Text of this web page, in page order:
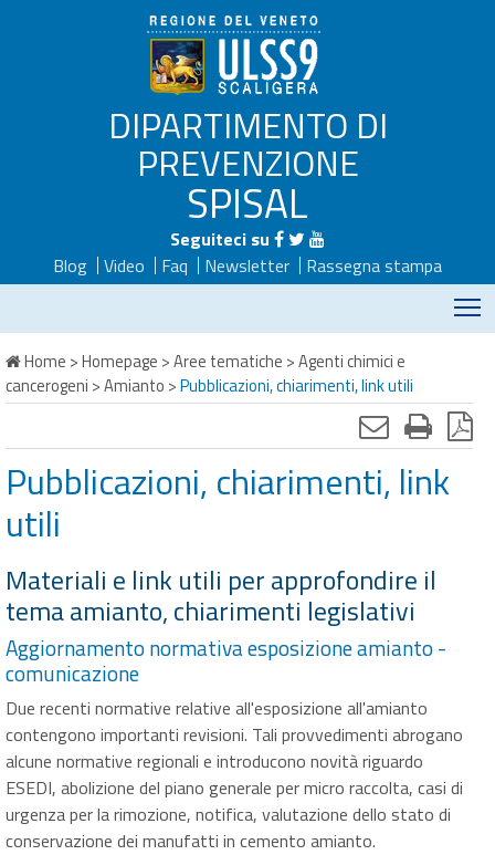
DIPARTIMENTO DI
PREVENZIONE
SPISAL
Seguiteci su
Blog
Video Faq Newsletter
Rassegna stampa
Home >Homepage >Aree tematiche >Agenti chimici e
cancerogeni >Amianto >Pubblicazioni, chiarimenti, link utili
Pubblicazioni, chiarimenti, link
utili
Materiali e link utili per approfondire il
tema amianto, chiarimenti legislativi
Aggiornamento normativa esposizione amianto -
comunicazione
Due recenti normative relative all'esposizione all'amianto
contengono importanti revisioni. Tali provvedimenti abrogano
alcune normative regionali e introducono novità riguardo
ESEDI, abolizione del piano generale per micro raccolta, casi di
urgenza per la rimozione, notifica, valutazione dello stato di
conservazione dei manufatti in cemento amianto.